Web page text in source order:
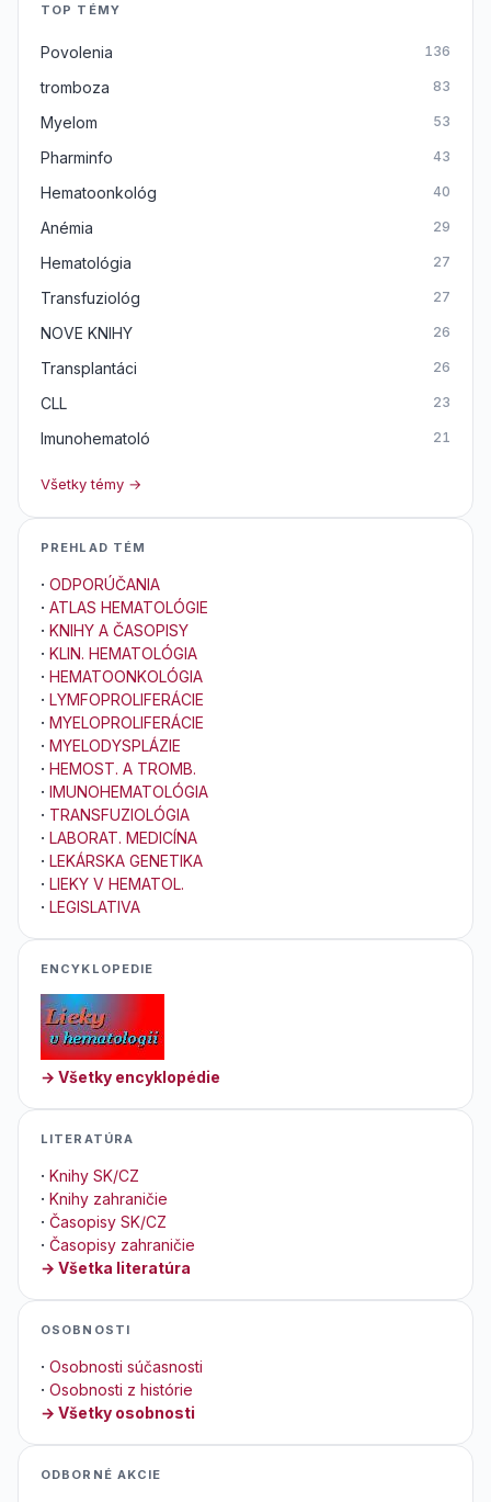
TOP TÉMY
Povolenia 136
tromboza 83
Myelom 53
Pharminfo 43
Hematoonkológ 40
Anémia 29
Hematológia 27
Transfuziológ 27
NOVE KNIHY 26
Transplantáci 26
CLL 23
Imunohematoló 21
Všetky témy →
PREHLAD TÉM
· ODPORÚČANIA
· ATLAS HEMATOLÓGIE
· KNIHY A ČASOPISY
· KLIN. HEMATOLÓGIA
· HEMATOONKOLÓGIA
· LYMFOPROLIFERÁCIE
· MYELOPROLIFERÁCIE
· MYELODYSPLÁZIE
· HEMOST. A TROMB.
· IMUNOHEMATOLÓGIA
· TRANSFUZIOLÓGIA
· LABORAT. MEDICÍNA
· LEKÁRSKA GENETIKA
· LIEKY V HEMATOL.
· LEGISLATIVA
ENCYKLOPEDIE
→ Všetky encyklopédie
LITERATÚRA
· Knihy SK/CZ
· Knihy zahraničie
· Časopisy SK/CZ
· Časopisy zahraničie
→ Všetka literatúra
OSOBNOSTI
· Osobnosti súčasnosti
· Osobnosti z histórie
→ Všetky osobnosti
ODBORNÉ AKCIE